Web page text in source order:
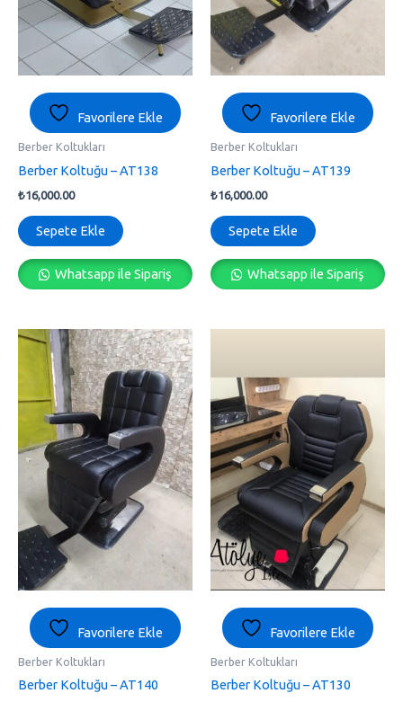
Favorilere Ekle
Berber Koltukları
Berber Koltuğu – AT138
₺16,000.00
Sepete Ekle
Whatsapp ile Sipariş
Favorilere Ekle
Berber Koltukları
Berber Koltuğu – AT139
₺16,000.00
Sepete Ekle
Whatsapp ile Sipariş
Favorilere Ekle
Berber Koltukları
Berber Koltuğu – AT140
Favorilere Ekle
Berber Koltukları
Berber Koltuğu – AT130